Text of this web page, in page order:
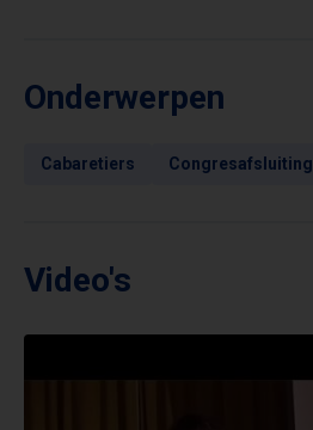
Onderwerpen
Cabaretiers Congresafsluiting
Video's